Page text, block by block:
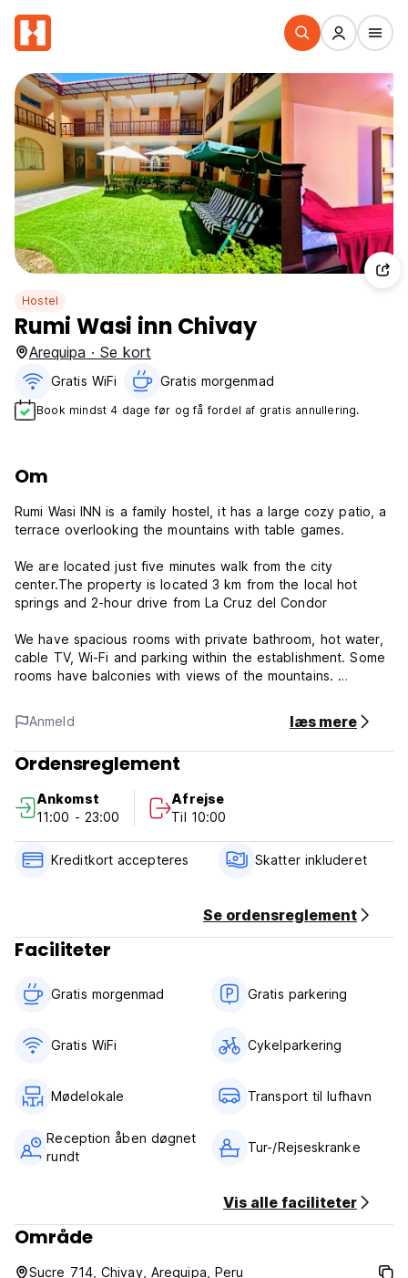
Hostel
Rumi Wasi inn Chivay
Arequipa · Se kort
Gratis WiFi Gratis morgenmad‎
Book mindst 4 dage før og få fordel af gratis annullering.
Om
Rumi Wasi INN is a family hostel, it has a large cozy patio, a
terrace overlooking the mountains with table games.
We are located just five minutes walk from the city
center.The property is located 3 km from the local hot
springs and 2-hour drive from La Cruz del Condor
We have spacious rooms with private bathroom, hot water,
cable TV, Wi-Fi and parking within the establishment. Some
rooms have balconies with views of the mountains.
Rumi Wasi inn Chivay Policy and Condition:
Cancellation Policy: 3 days before arrival.In case of a late
cancellation or No Show, you will be charged the first night
Check in from 11.00 to 23.00
Check out before 10.00
General:
No curfew
No special conditions
Anmeld læs mere
Ordensreglement
Ankomst
11:00 - 23:00
Afrejse
Til 10:00
Kreditkort accepteres Skatter inkluderet
Se ordensreglement
Faciliteter
Gratis morgenmad‎ Gratis parkering
Gratis WiFi Cykelparkering
Mødelokale Transport til lufhavn
Reception åben døgnet
rundt
Tur-/Rejseskranke
Vis alle faciliteter
Område
Sucre 714, Chivay, Arequipa, Peru